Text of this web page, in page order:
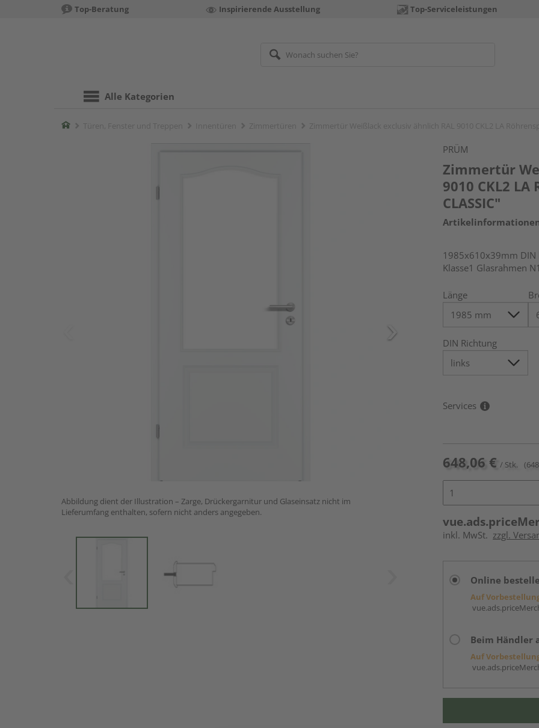
Top-Beratung Inspirierende Ausstellung Top-Serviceleistungen
Alle Kategorien
Home
Abbildung dient der Illustration – Zarge, Drückergarnitur und Glaseinsatz nicht im
Lieferumfang enthalten, sofern nicht anders angegeben.
PRÜM
Zimmertür
9010 CKL2 LA
CLASSIC"
1985x610x39mm
Klasse1 Glasrahmen
Länge
DIN Richtung
Services
648,06 € / Stk.
inkl. MwSt. zzgl.
Online
Auf
Beim Händler
Auf